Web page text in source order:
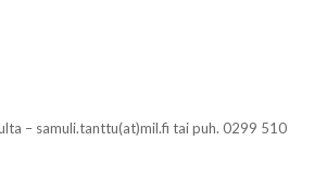
– samuli.tanttu(at)mil.fi tai puh. 0299 510